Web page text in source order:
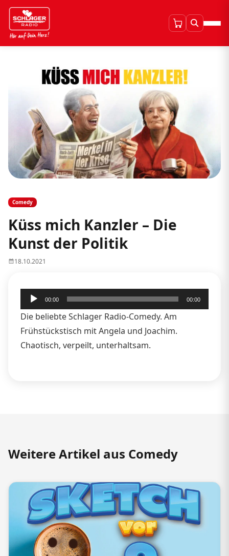
Comedy
Küss mich Kanzler – Die
Kunst der Politik
18.10.2021
Audio-
Player
00:00 00:00
Die beliebte Schlager Radio-Comedy. Am
Frühstückstisch mit Angela und Joachim.
Chaotisch, verpeilt, unterhaltsam.
Weitere Artikel aus Comedy